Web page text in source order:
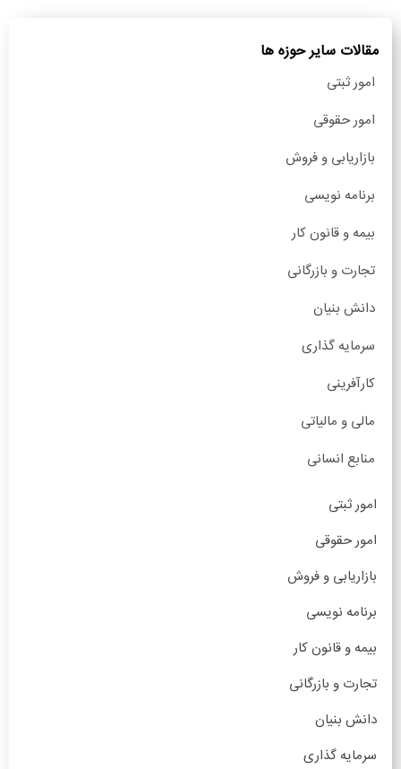
مقالات سایر حوزه ها
امور ثبتی
امور حقوقی
بازاریابی و فروش
برنامه نویسی
بیمه و قانون کار
تجارت و بازرگانی
دانش بنیان
سرمایه گذاری
کارآفرینی
مالی و مالیاتی
منابع انسانی
امور ثبتی
امور حقوقی
بازاریابی و فروش
برنامه نویسی
بیمه و قانون کار
تجارت و بازرگانی
دانش بنیان
سرمایه گذاری